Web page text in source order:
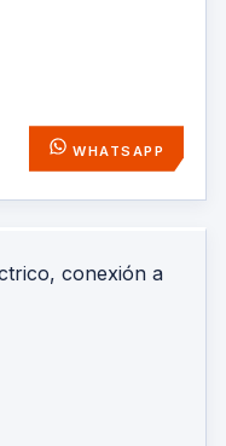
WHATSAPP